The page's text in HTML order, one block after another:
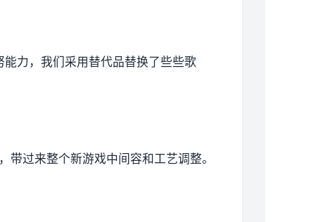
力，我们采用替代品替换了些些歌
过来整个新游戏中间容和工艺调整。